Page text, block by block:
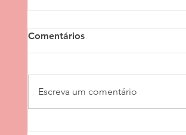
Comentários
Escreva um comentário